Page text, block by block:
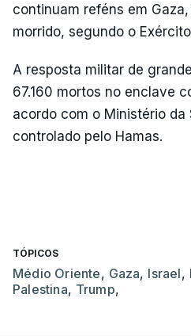
continuam reféns em
morrido, segundo o
A resposta militar de
67.160 mortos no enclave
acordo com o Ministério da
controlado pelo Hamas.
TÓPICOS
Médio Oriente, Gaza, Israel,
Palestina, Trump,